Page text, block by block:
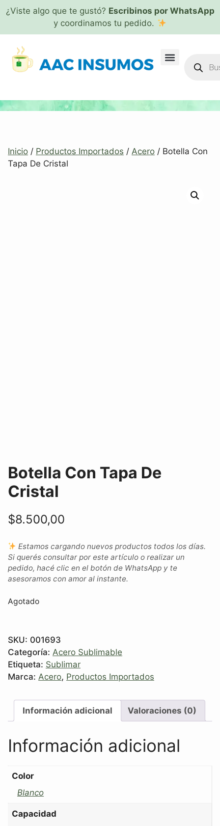
¿Viste algo que te gustó? Escribinos por WhatsApp
y coordinamos tu pedido.
Inicio / Productos Importados / Acero / Botella Con
Tapa De Cristal
Botella Con Tapa De
Cristal
$8.500,00
Estamos cargando nuevos productos todos los días.
Si querés consultar por este artículo o realizar un
pedido, hacé clic en el botón de WhatsApp y te
asesoramos con amor al instante.
Agotado
SKU: 001693
Categoría: Acero Sublimable
Etiqueta: Sublimar
Marca: Acero, Productos Importados
Información adicional Valoraciones (0)
Información adicional
Color
Blanco
Capacidad